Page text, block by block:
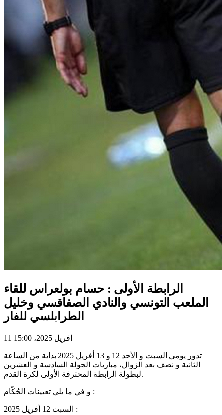
الرابطة الأولى : حسام بولعراس للقاء
الملعب التونسي والنادي الصفاقسي وخليل
الطرابلسي للفار
11 افريل 2025، 15:00
تدور يومي السبت و الأحد 12 و 13 أفريل 2025 بداية من الساعة
الثانية و نصف بعد الزوال، مباريات الجولة السادسة و العشرين
لبطولة الرابطة المحترفة الأولى لكرة القدم.
و في ما يلي تعيينات الحُكّام :
السبت 12 أفريل 2025 :